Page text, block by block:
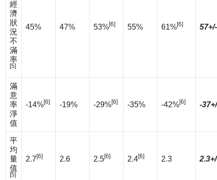
經
濟
狀
況
不
滿
率
[5]
45% 47% 53%[6] 55% 61%[6]
滿
意
率
淨
值
-14%[6] -19% -29%[6] -35% -42%[6] -
平
均
量
值
[5]
2.7 [6] 2.6 2.5[6] 2.4[6] 2.3